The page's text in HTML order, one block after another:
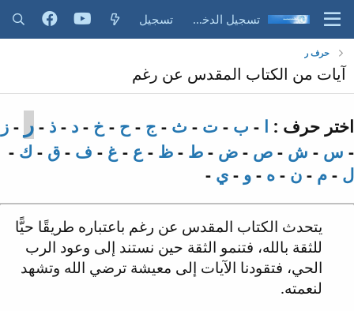
تسجيل الدخول تسجيل
حرف ر
آيات من الكتاب المقدس عن رغم
اختر حرف : ا - ب - ت - ث - ج - ح - خ - د - ذ - ر - ز
- س - ش - ص - ض - ط - ظ - ع - غ - ف - ق - ك -
ل - م - ن - ه - و - ي -
يتحدث الكتاب المقدس عن رغم باعتباره طريقًا حيًّا
للثقة بالله، فتنمو الثقة حين نستند إلى وعود الرب
الحي، فتقودنا الآيات إلى معيشة ترضي الله وتشهد
لنعمته.